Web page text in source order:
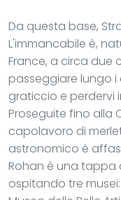
Da questa base,
L'immancabile è,
France, a circa due
passeggiare lungo i
graticcio e perdervi
Proseguite fino alla
capolavoro di
astronomico è
Rohan è una
ospitando tre